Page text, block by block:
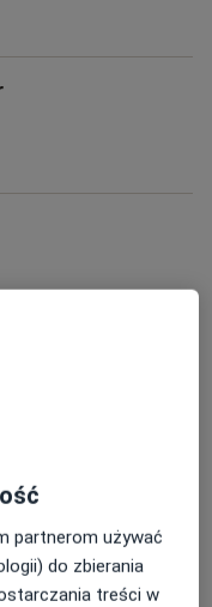
Babout
Perinatolog
partnerom używać
do zbierania
treści w